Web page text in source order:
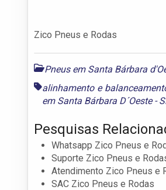
Zico Pneus e Rodas
Pneus em Santa Bárbara
alinhamento e
em Santa Bárbara D´Oeste -
Pesquisas
Whatsapp Zico Pneus e
Suporte Zico Pneus e
Atendimento Zico Pneus e
SAC Zico Pneus e Rodas